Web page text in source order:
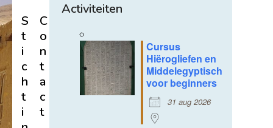
Activiteiten
Cursus
Hiërogliefen en
Middelegyptisch
voor beginners
31 aug 2026
S
t
i
c
h
t
i
C
o
n
t
a
c
t